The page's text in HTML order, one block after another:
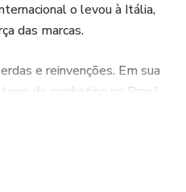
o levou à Itália,
das marcas.
e reinvenções. Em sua
do marketing no Brasil,
os desafios pessoais que